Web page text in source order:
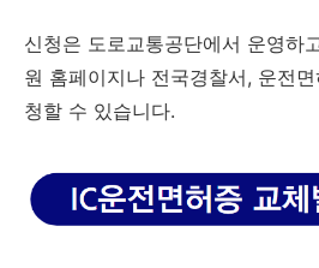
신청은 도로교통공단에서 운영하
원 홈페이지나 전국경찰서, 운전
청할 수 있습니다.